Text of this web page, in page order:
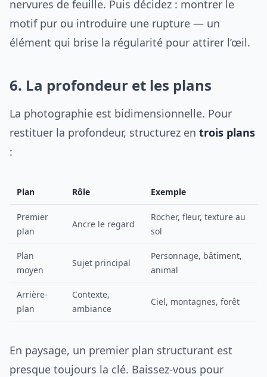
nervures de feuille. Puis décidez : montrer le
motif pur ou introduire une rupture — un
élément qui brise la régularité pour attirer l’œil.
6. La profondeur et les plans
La photographie est bidimensionnelle. Pour
restituer la profondeur, structurez en trois plans
:
Plan Rôle Exemple
Premier
plan
Ancre le regard
Rocher, fleur, texture au
sol
Plan
moyen
Sujet principal
Personnage, bâtiment,
animal
Arrière-
plan
Contexte,
ambiance
Ciel, montagnes, forêt
En paysage, un premier plan structurant est
presque toujours la clé. Baissez-vous pour